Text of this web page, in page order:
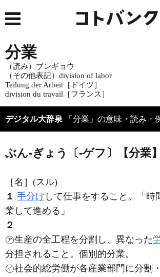
分業
（読み）ブンギョウ
（その他表記）division of labor
Teilung der Arbeit［ドイツ］
division du travail［フランス］
デジタル大辞泉 「分業」の意味・読み・
ぶん‐ぎょう〔‐ゲフ〕【分業】
［名］ (スル)
１ 手分け して仕事をすること。「時
業 して進める」
２
㋐生産の全工程を分割し、異なった
分担されること。個別的分業。
㋑社会的総労働が各産業部門に分割・